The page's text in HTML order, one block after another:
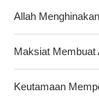
Allah
Maksiat Membuat
Keutamaan